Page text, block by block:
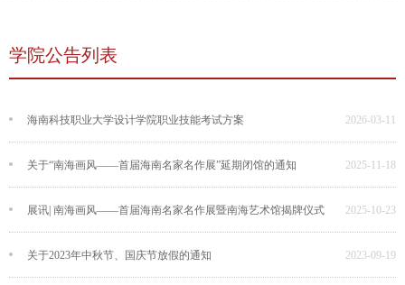
学院公告列表
海南科技职业大学设计学院职业技能考试方案 2026-03-11
关于“南海画风——首届海南名家名作展”延期闭馆的通知 2025-11-18
展讯| 南海画风——首届海南名家名作展暨南海艺术馆揭牌仪式 2025-10-23
关于2023年中秋节、国庆节放假的通知 2023-09-19